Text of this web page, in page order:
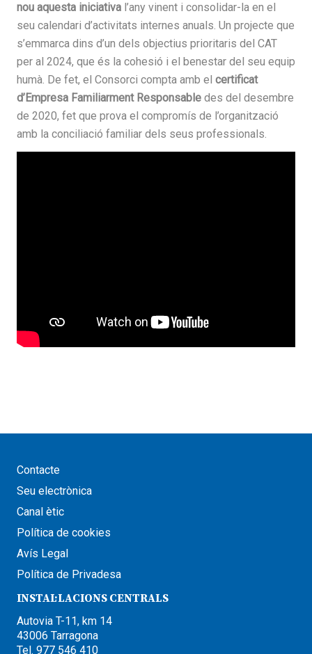
nou aquesta iniciativa l’any vinent i consolidar-la en el
seu calendari d’activitats internes anuals. Un projecte que
s’emmarca dins d’un dels objectius prioritaris del CAT
per al 2024, que és la cohesió i el benestar del seu equip
humà. De fet, el Consorci compta amb el certificat
d’Empresa Familiarment Responsable des del desembre
de 2020, fet que prova el compromís de l’organització
amb la conciliació familiar dels seus professionals.
Contacte
Seu electrònica
Canal ètic
Política de cookies
Avís Legal
Política de Privadesa
INSTAL·LACIONS CENTRALS
Autovia T-11, km 14
43006 Tarragona
Tel. 977 546 410